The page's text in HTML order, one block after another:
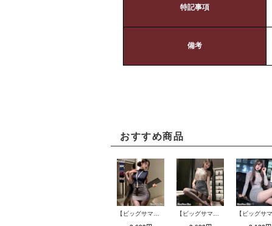
特記事項
備考
おすすめ商品